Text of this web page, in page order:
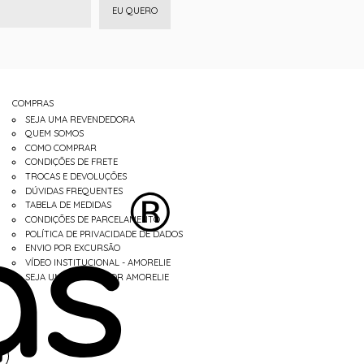
EU QUERO
COMPRAS
SEJA UMA REVENDEDORA
QUEM SOMOS
COMO COMPRAR
CONDIÇÕES DE FRETE
TROCAS E DEVOLUÇÕES
DÚVIDAS FREQUENTES
TABELA DE MEDIDAS
CONDIÇÕES DE PARCELAMENTO
POLÍTICA DE PRIVACIDADE DE DADOS
ENVIO POR EXCURSÃO
VÍDEO INSTITUCIONAL - AMORELIE
SEJA UM REVENDEDOR AMORELIE